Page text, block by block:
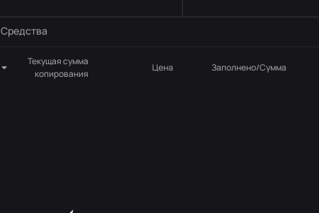
Средства
Текущая сумма
копирования
Цена Заполнено/Сумма